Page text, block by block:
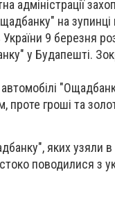
адміністрації
на
9 березня
у Будапешті.
проте гроші та
яких узяли
поводилися з